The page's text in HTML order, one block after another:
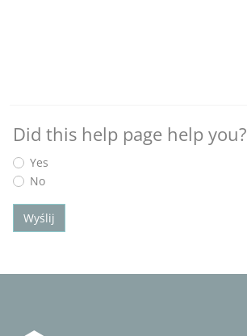
Did this help page help you?
Yes
No
Wyślij